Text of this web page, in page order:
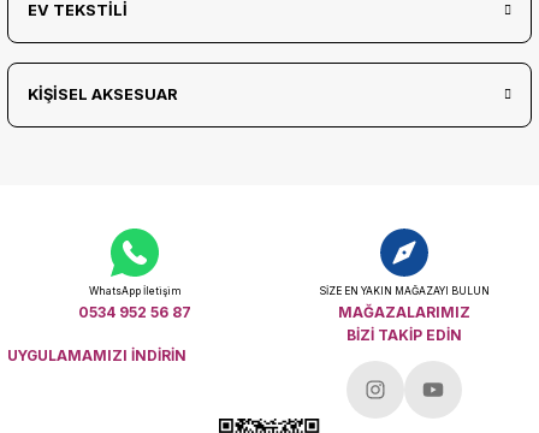
EV TEKSTİLİ
KİŞİSEL AKSESUAR
WhatsApp İletişim
0534 952 56 87
SİZE EN YAKIN MAĞAZAYI BULUN
MAĞAZALARIMIZ
UYGULAMAMIZI İNDİRİN
BİZİ TAKİP EDİN